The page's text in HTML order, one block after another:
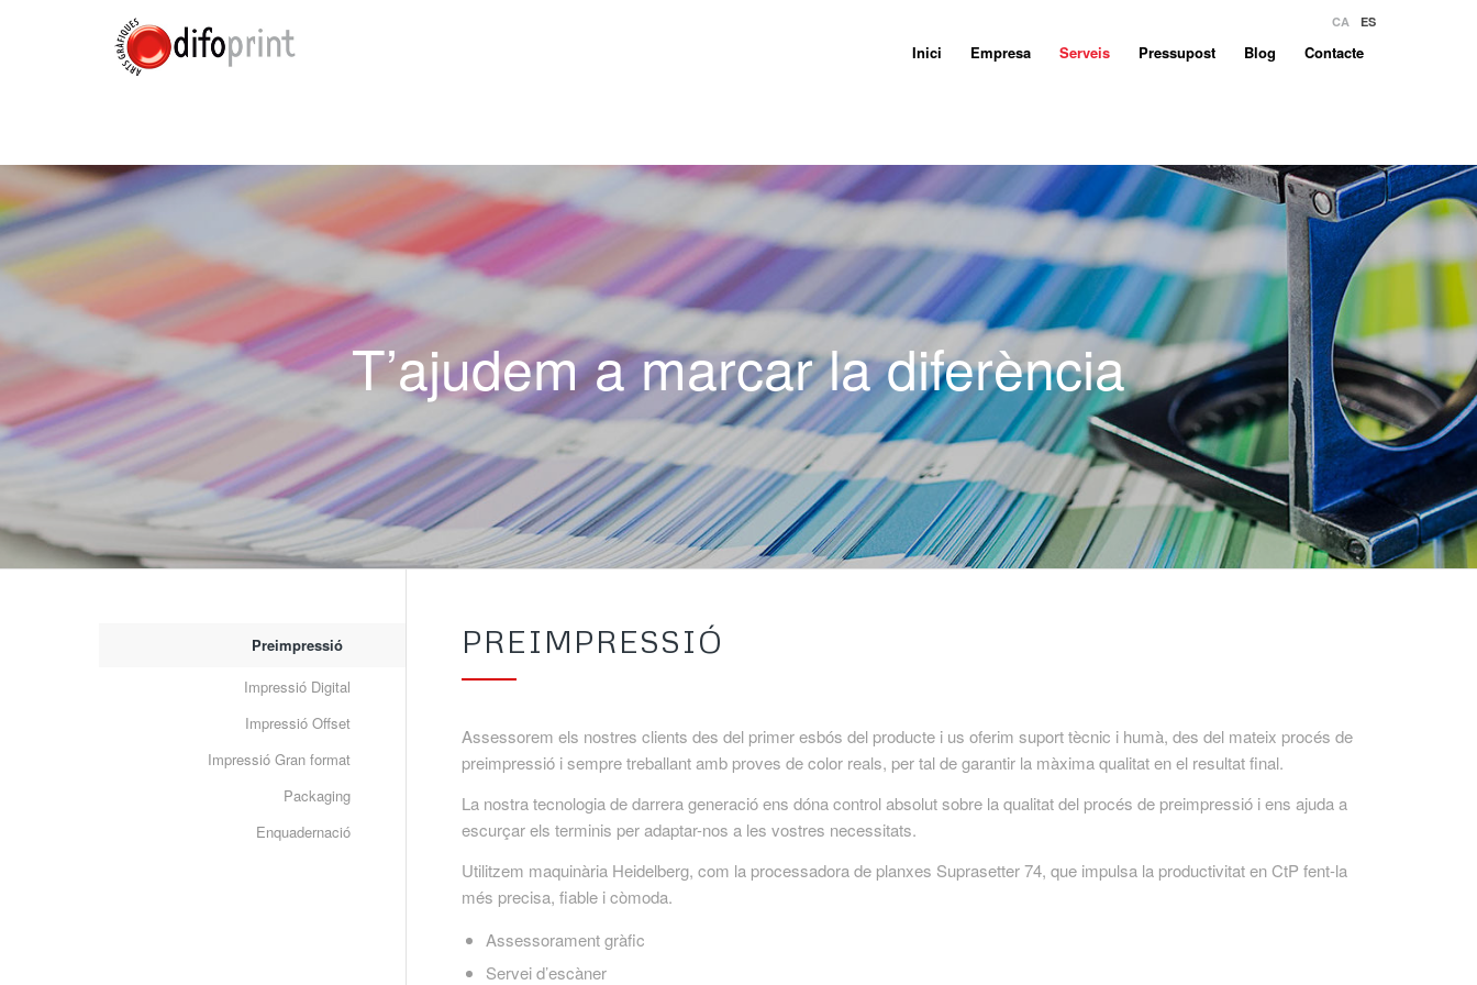
CA ES
Inici Empresa Serveis Pressupost Blog Contacte
T’ajudem a marcar la diferència
PREIMPRESSIÓ
Assessorem els nostres clients des del primer esbós del producte i us oferim suport tècnic i humà, des del mateix procés de
preimpressió i sempre treballant amb proves de color reals, per tal de garantir la màxima qualitat en el resultat final.
La nostra tecnologia de darrera generació ens dóna control absolut sobre la qualitat del procés de preimpressió i ens ajuda a
escurçar els terminis per adaptar-nos a les vostres necessitats.
Utilitzem maquinària Heidelberg, com la processadora de planxes Suprasetter 74, que impulsa la productivitat en CtP fent-la
més precisa, fiable i còmoda.
Assessorament gràfic
Servei d’escàner
Preimpressió
Impressió Digital
Impressió Offset
Impressió Gran format
Packaging
Enquadernació